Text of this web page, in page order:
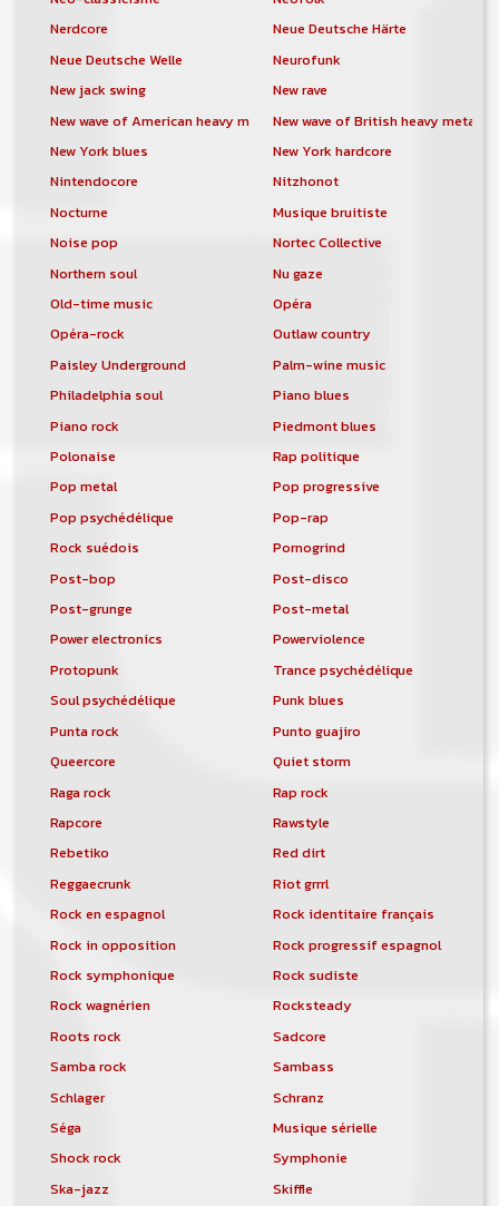
Nerdcore
Neue Deutsche Härte
Neue Deutsche Welle
Neurofunk
New jack swing
New rave
New wave of American heavy metalNew wave of British heavy metal
New York blues
New York hardcore
Nintendocore
Nitzhonot
Nocturne
Musique bruitiste
Noise pop
Nortec Collective
Northern soul
Nu gaze
Old-time music
Opéra
Opéra-rock
Outlaw country
Paisley Underground
Palm-wine music
Philadelphia soul
Piano blues
Piano rock
Piedmont blues
Polonaise
Rap politique
Pop metal
Pop progressive
Pop psychédélique
Pop-rap
Rock suédois
Pornogrind
Post-bop
Post-disco
Post-grunge
Post-metal
Power electronics
Powerviolence
Protopunk
Trance psychédélique
Soul psychédélique
Punk blues
Punta rock
Punto guajiro
Queercore
Quiet storm
Raga rock
Rap rock
Rapcore
Rawstyle
Rebetiko
Red dirt
Reggaecrunk
Riot grrrl
Rock en espagnol
Rock identitaire français
Rock in opposition
Rock progressif espagnol
Rock symphonique
Rock sudiste
Rock wagnérien
Rocksteady
Roots rock
Sadcore
Samba rock
Sambass
Schlager
Schranz
Séga
Musique sérielle
Shock rock
Symphonie
Ska-jazz
Skiffle